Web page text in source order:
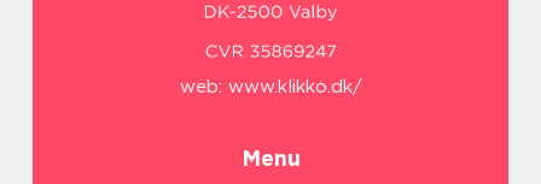
web: www.klikko.dk/
Menu